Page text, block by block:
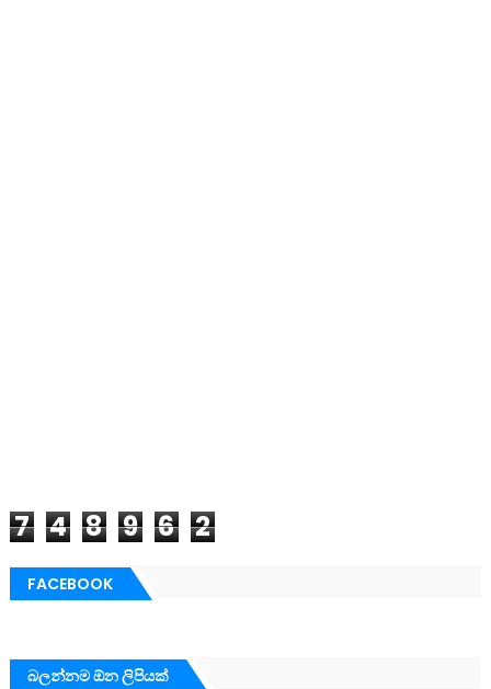
7 4 8 9 6 2
FACEBOOK
බලන්නම ඕන ලිපියක්